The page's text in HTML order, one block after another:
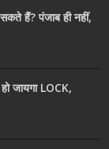
हैं? पंजाब ही नहीं,
जायगा LOCK,